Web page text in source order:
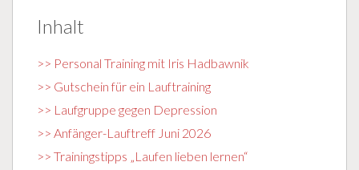
Inhalt
>> Personal Training mit Iris Hadbawnik
>> Gutschein für ein Lauftraining
>> Laufgruppe gegen Depression
>> Anfänger-Lauftreff Juni 2026
>> Trainingstipps „Laufen lieben lernen“